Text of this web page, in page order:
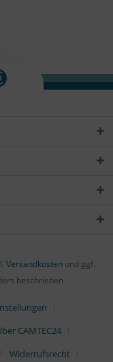
Versandkosten und ggf.
beschrieben
CAMTEC24
Widerrufsrecht